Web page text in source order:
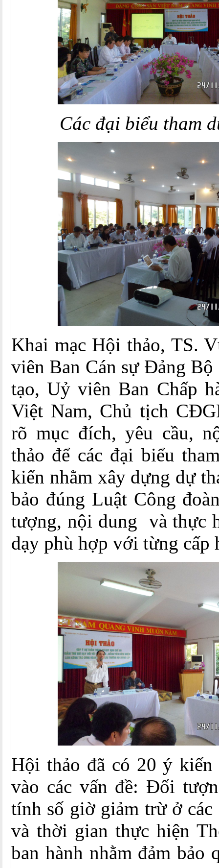
Các đại biểu tham
Khai mạc Hội thảo, TS.
viên Ban Cán sự Đảng
tạo, Uỷ viên Ban Chấp
Việt Nam, Chủ tịch
rõ mục đích, yêu cầu,
thảo để các đại biểu
kiến nhằm xây dựng dự
bảo đúng Luật Công
tượng, nội dung và thực
dạy phù hợp với từng cấp
Hội thảo đã có 20 ý
vào các vấn đề: Đối
tính số giờ giảm trừ ở các
và thời gian thực hiện
ban hành nhằm đảm